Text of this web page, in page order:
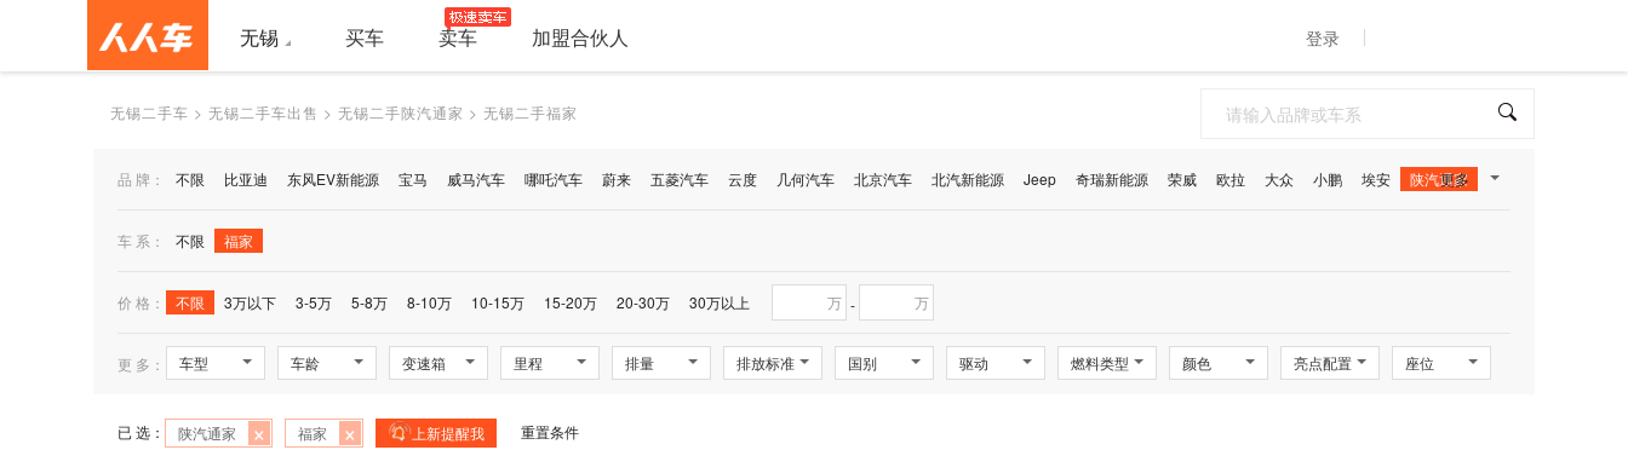
无锡 买车 卖车 加盟合伙人 登录
无锡二手车 > 无锡二手车出售 > 无锡二手陕汽通家 > 无锡二手福家
品 牌： 不限 比亚迪 东风EV新能源 宝马 威马汽车 哪吒汽车 蔚来 五菱汽车 云度 几何汽车 北京汽车 北汽新能源 Jeep 奇瑞新能源 荣威 欧拉 大众 小鹏 埃安 陕汽通家
更多
车 系： 不限 福家
价 格： 不限 3万以下 3-5万 5-8万 8-10万 10-15万 15-20万 20-30万 30万以上 万 - 万
更 多： 车型 车龄 变速箱 里程 排量 排放标准 国别 驱动 燃料类型 颜色 亮点配置 座位
已 选： 陕汽通家 × 福家 × 上新提醒我 重置条件